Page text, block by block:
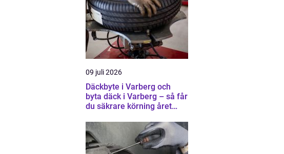
09 juli 2026
Däckbyte i Varberg och
byta däck i Varberg – så får
du säkrare körning året